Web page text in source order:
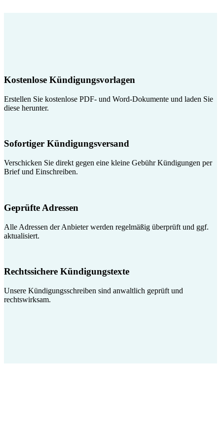
Kostenlose Kündigungsvorlagen
Erstellen Sie kostenlose PDF- und Word-Dokumente und laden Sie
diese herunter.
Sofortiger Kündigungsversand
Verschicken Sie direkt gegen eine kleine Gebühr Kündigungen per
Brief und Einschreiben.
Geprüfte Adressen
Alle Adressen der Anbieter werden regelmäßig überprüft und ggf.
aktualisiert.
Rechtssichere Kündigungstexte
Unsere Kündigungsschreiben sind anwaltlich geprüft und
rechtswirksam.